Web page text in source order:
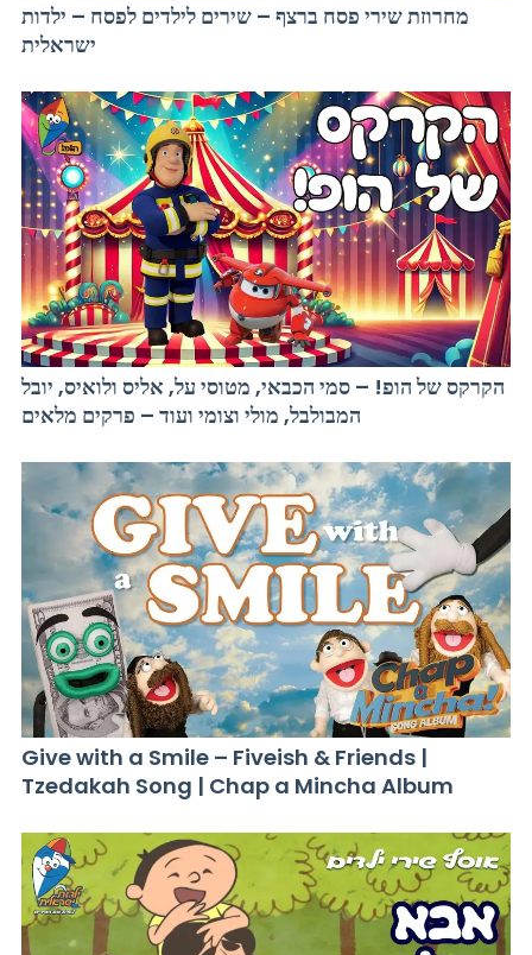
מחרוזת שירי פסח ברצף – שירים לילדים לפסח – ילדות
ישראלית
הקרקס של הופ! – סמי הכבאי, מטוסי על, אליס ולואיס, יובל
המבולבל, מולי וצומי ועוד – פרקים מלאים
Give with a Smile – Fiveish & Friends |
Tzedakah Song | Chap a Mincha Album